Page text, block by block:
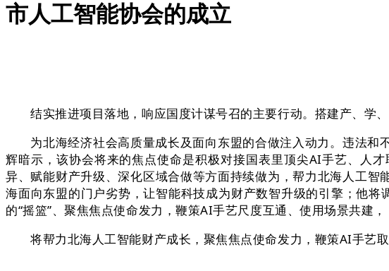
市人工智能协会的成立
结实推进项目落地，响应国度计谋号召的主要行动。搭建产、学、
为北海经济社会高质量成长及面向东盟的合做注入动力。违法和
辉暗示，该协会将来的焦点使命是积极对接国表里顶尖AI手艺、人
异、赋能财产升级、深化区域合做等方面持续做为，帮力北海人工
海面向东盟的门户劣势，让智能科技成为财产数智升级的引擎；他
的“摇篮”、聚焦焦点使命发力，鞭策AI手艺尺度互通、使用场景共建，
将帮力北海人工智能财产成长，聚焦焦点使命发力，鞭策AI手艺取